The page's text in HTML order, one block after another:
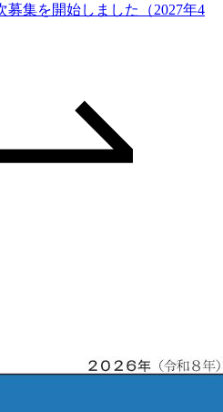
募集を開始しました（2027年4